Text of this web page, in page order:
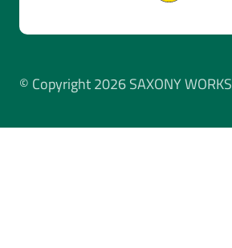
© Copyright 2026 SAXONY WORKS